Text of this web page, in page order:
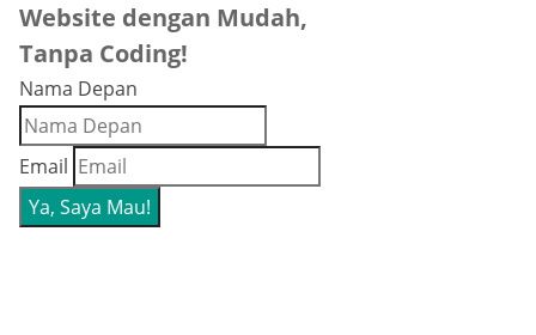
Website dengan Mudah,
Tanpa Coding!
Nama Depan
Email